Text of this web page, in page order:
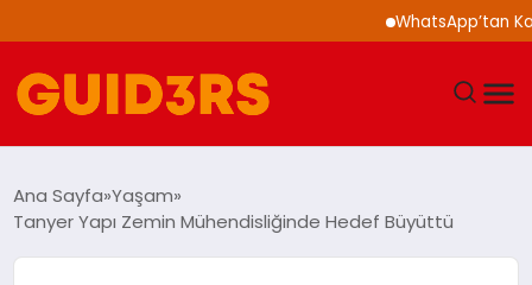
WhatsApp’tan
YAŞAM
Ana Sayfa Yaşam
Tanyer Yapı Zemin Mühendisliğinde Hedef Büyüttü